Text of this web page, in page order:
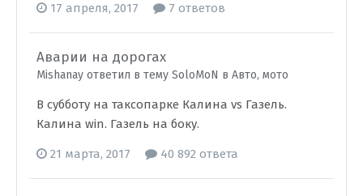
17 апреля, 2017 7 ответов
Аварии на дорогах
Mishanay ответил в тему SoloMoN в Авто, мото
В субботу на таксопарке Калина vs Газель.
Калина win. Газель на боку.
21 марта, 2017 40 892 ответа